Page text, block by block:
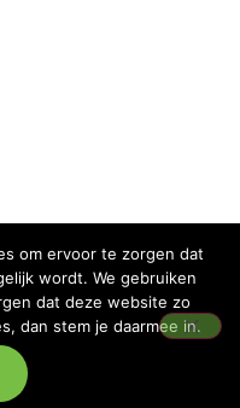
| WEBSITE ISM
om ervoor te zorgen dat
wordt. We gebruiken
dat deze website zo
dan stem je daarmee in.